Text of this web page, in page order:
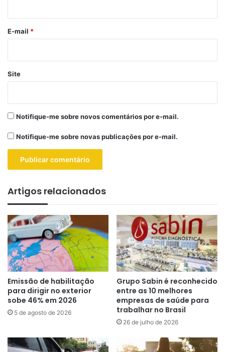
*
E-mail *
Site
Notifique-me sobre novos comentários por e-mail.
Notifique-me sobre novas publicações por e-mail.
Artigos relacionados
Emissão de habilitação
para dirigir no exterior
sobe 46% em 2026
5 de agosto de 2026
Grupo Sabin é reconhecido
entre as 10 melhores
empresas de saúde para
trabalhar no Brasil
26 de julho de 2026